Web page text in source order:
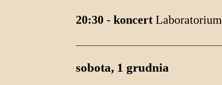
20:30 - koncert
sobota, 1 grudnia